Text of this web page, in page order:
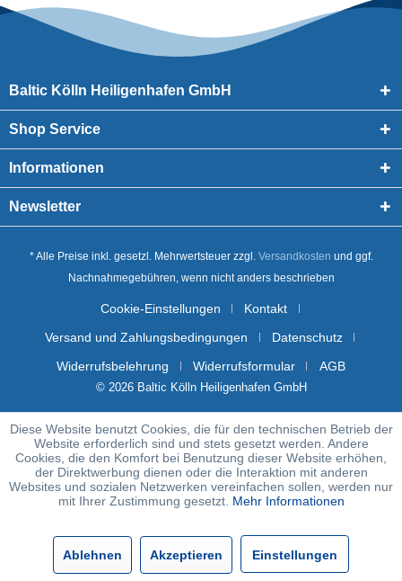
Baltic Kölln Heiligenhafen GmbH
Shop Service
Informationen
Newsletter
* Alle Preise inkl. gesetzl. Mehrwertsteuer zzgl. Versandkosten und ggf.
Nachnahmegebühren, wenn nicht anders beschrieben
Cookie-Einstellungen
Kontakt
Versand und Zahlungsbedingungen
Datenschutz
Widerrufsbelehrung
Widerrufsformular AGB
© 2026 Baltic Kölln Heiligenhafen GmbH
Diese Website benutzt Cookies, die für den technischen Betrieb der
Website erforderlich sind und stets gesetzt werden. Andere
Cookies, die den Komfort bei Benutzung dieser Website erhöhen,
der Direktwerbung dienen oder die Interaktion mit anderen
Websites und sozialen Netzwerken vereinfachen sollen, werden nur
mit Ihrer Zustimmung gesetzt. Mehr Informationen
Ablehnen Akzeptieren Einstellungen